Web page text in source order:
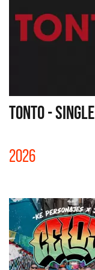
TONTO - SINGLE
2026